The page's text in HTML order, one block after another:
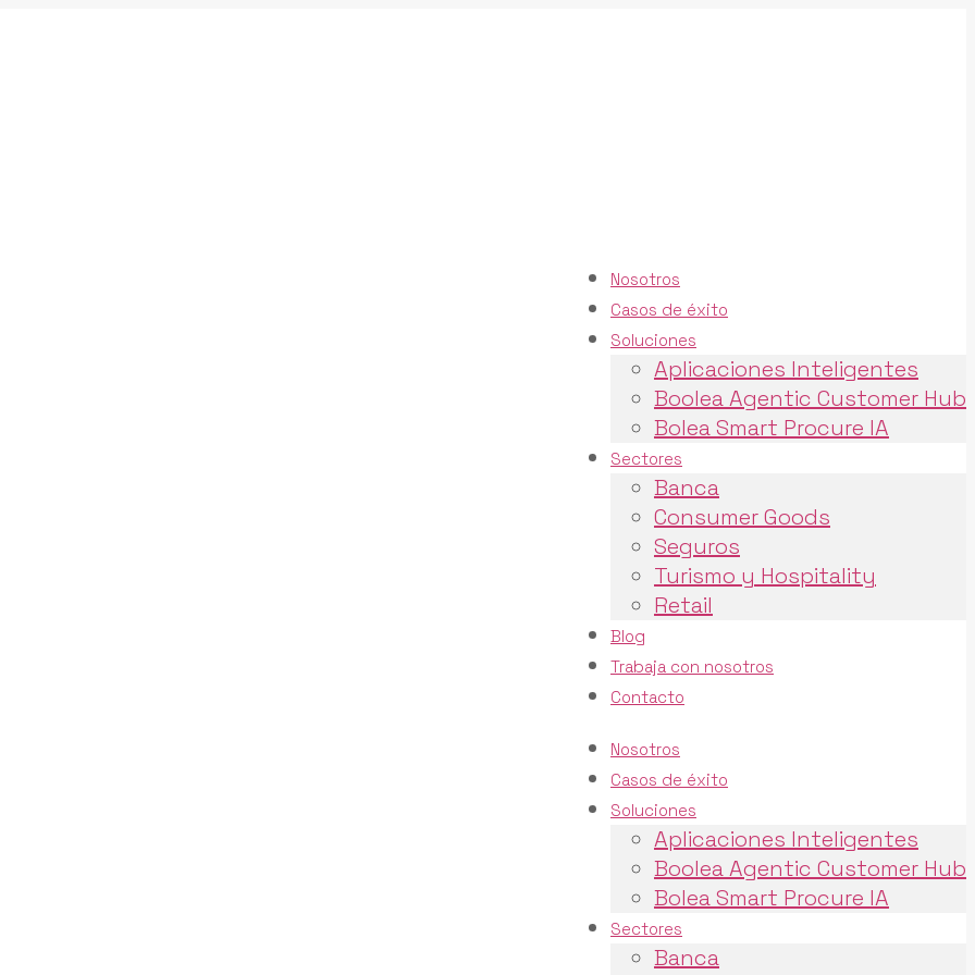
Nosotros
Casos de éxito
Soluciones
Aplicaciones Inteligentes
Boolea Agentic Customer Hub
Bolea Smart Procure IA
Sectores
Banca
Consumer Goods
Seguros
Turismo y Hospitality
Retail
Blog
Trabaja con nosotros
Contacto
Nosotros
Casos de éxito
Soluciones
Aplicaciones Inteligentes
Boolea Agentic Customer Hub
Bolea Smart Procure IA
Sectores
Banca